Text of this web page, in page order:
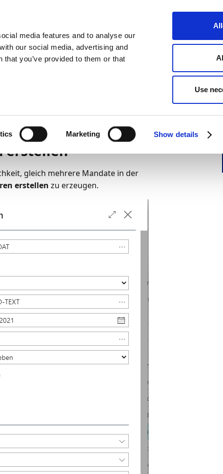
media features and to analyse our
our social media, advertising and
you’ve provided to them or that
Marketing Show details
Use
im Stapel
erstellen
gleich mehrere Mandate in der
erstellen zu erzeugen.